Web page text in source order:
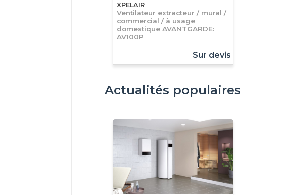
XPELAIR
Ventilateur extracteur / mural /
commercial / à usage
domestique AVANTGARDE:
AV100P
Sur devis
Actualités populaires